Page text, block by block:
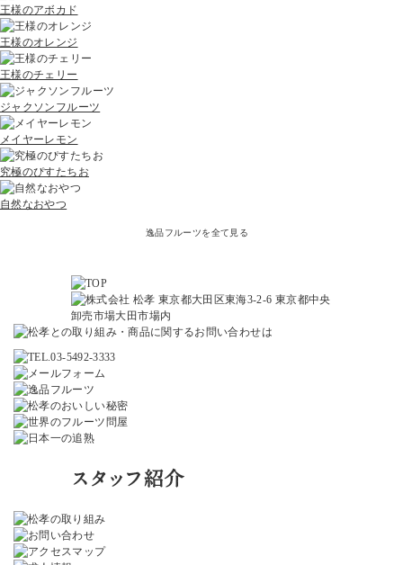
王様のアボカド
王様のオレンジ
王様のチェリー
ジャクソンフルーツ
メイヤーレモン
究極のぴすたちお
自然なおやつ
逸品フルーツを全て見る